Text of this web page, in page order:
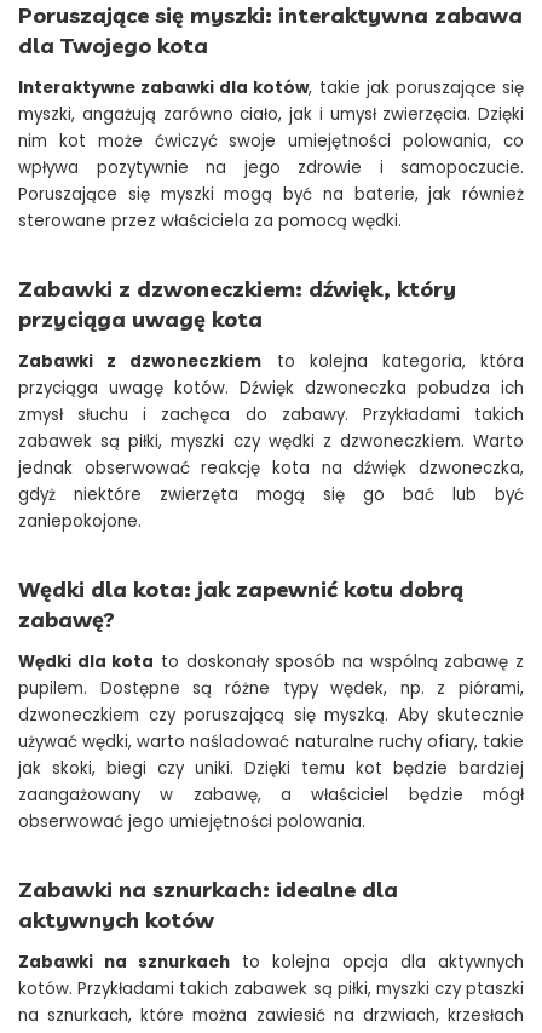
Poruszające się myszki: interaktywna zabawa
dla Twojego kota
Interaktywne zabawki dla kotów, takie jak poruszające się
myszki, angażują zarówno ciało, jak i umysł zwierzęcia. Dzięki
nim kot może ćwiczyć swoje umiejętności polowania, co
wpływa pozytywnie na jego zdrowie i samopoczucie.
Poruszające się myszki mogą być na baterie, jak również
sterowane przez właściciela za pomocą wędki.
Zabawki z dzwoneczkiem: dźwięk, który
przyciąga uwagę kota
Zabawki z dzwoneczkiem to kolejna kategoria, która
przyciąga uwagę kotów. Dźwięk dzwoneczka pobudza ich
zmysł słuchu i zachęca do zabawy. Przykładami takich
zabawek są piłki, myszki czy wędki z dzwoneczkiem. Warto
jednak obserwować reakcję kota na dźwięk dzwoneczka,
gdyż niektóre zwierzęta mogą się go bać lub być
zaniepokojone.
Wędki dla kota: jak zapewnić kotu dobrą
zabawę?
Wędki dla kota to doskonały sposób na wspólną zabawę z
pupilem. Dostępne są różne typy wędek, np. z piórami,
dzwoneczkiem czy poruszającą się myszką. Aby skutecznie
używać wędki, warto naśladować naturalne ruchy ofiary, takie
jak skoki, biegi czy uniki. Dzięki temu kot będzie bardziej
zaangażowany w zabawę, a właściciel będzie mógł
obserwować jego umiejętności polowania.
Zabawki na sznurkach: idealne dla
aktywnych kotów
Zabawki na sznurkach to kolejna opcja dla aktywnych
kotów. Przykładami takich zabawek są piłki, myszki czy ptaszki
na sznurkach, które można zawiesić na drzwiach, krzesłach